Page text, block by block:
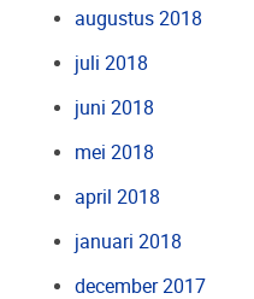
augustus 2018
juli 2018
juni 2018
mei 2018
april 2018
januari 2018
december 2017